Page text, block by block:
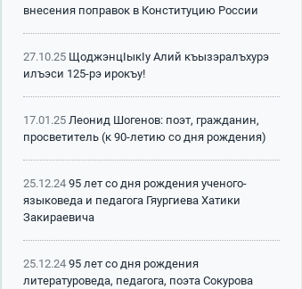
внесения поправок в Конституцию России
27.10.25 ЩоджэнцIыкIу Алий къызэралъхурэ
илъэси 125-рэ ирокъу!
17.01.25 Леонид Шогенов: поэт, гражданин,
просветитель (к 90-летию со дня рождения)
25.12.24 95 лет со дня рождения ученого-
языковеда и педагога Гяургиева Хатики
Закираевича
25.12.24 95 лет со дня рождения
литературоведа, педагога, поэта Сокурова